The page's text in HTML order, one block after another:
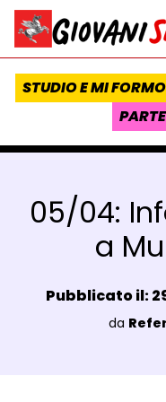
Vai al contenuto
Homepage Giovanisì -
STUDIO E MI FORMO
05/04:
a
Data e ora:
Pubblicato il:
Luogo:
da